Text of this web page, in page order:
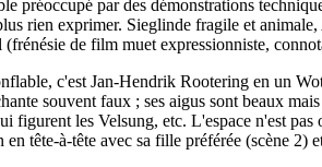
préoccupé par des démonstrations
rien exprimer. Sieglinde fragile et
de film muet expressionniste,
c'est Jan-Hendrik Rootering en un
souvent faux ; ses aigus sont beaux
figurent les Velsung, etc. L'espace n'est pas
en tête-à-tête avec sa fille préférée (scène